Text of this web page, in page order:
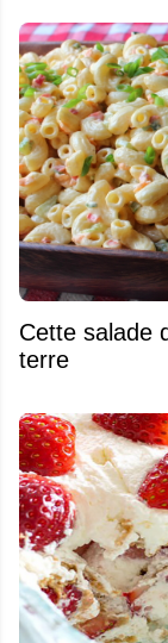
Cette salade
terre